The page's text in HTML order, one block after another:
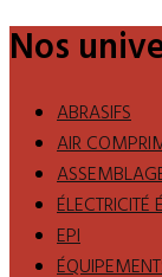
Nos
ABRASIFS
AIR
ÉLECTRICITÉ
EPI